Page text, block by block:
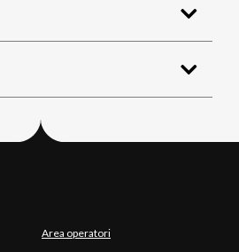
Area operatori